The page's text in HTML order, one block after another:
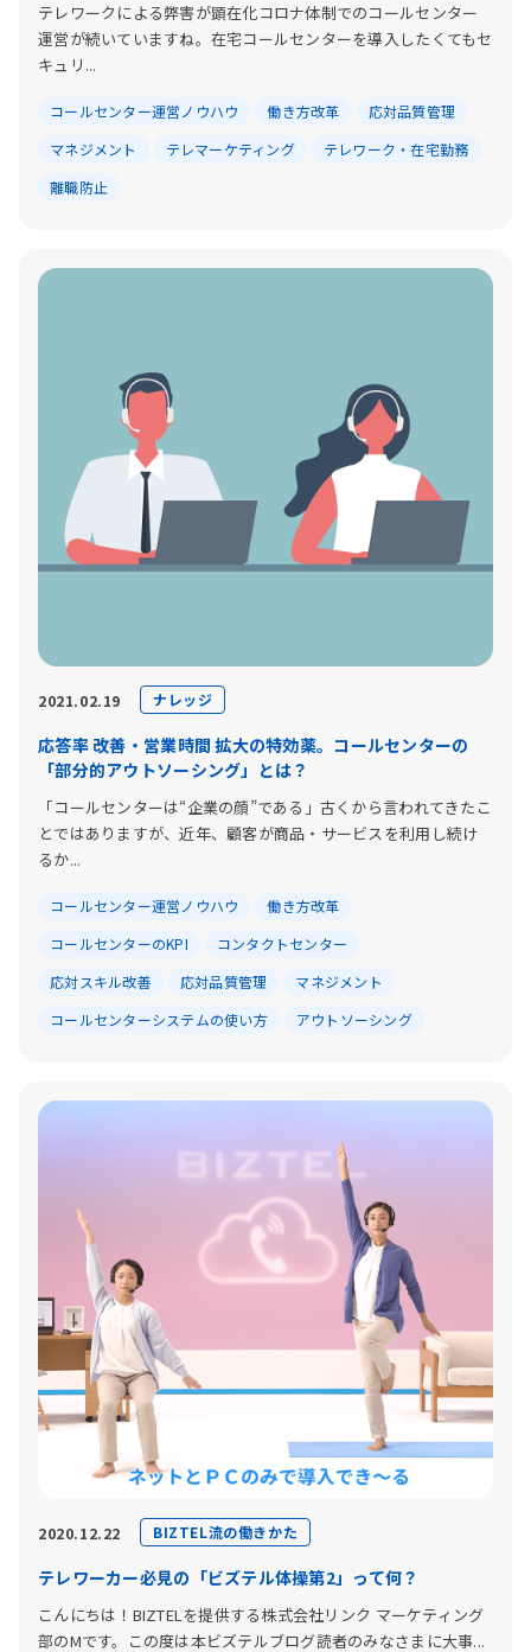
テレワークによる弊害が顕在化コロナ体制でのコールセンター
運営が続いていますね。在宅コールセンターを導入したくてもセ
キュリ...
コールセンター運営ノウハウ 働き方改革
応対品質管理
マネジメント
テレマーケティング
テレワーク・在宅勤務
離職防止
2021.02.19 ナレッジ
応答率 改善・営業時間 拡大の特効薬。コールセンターの
「部分的アウトソーシング」とは？
「コールセンターは“企業の顔”である」古くから言われてきたこ
とではありますが、近年、顧客が商品・サービスを利用し続け
るか...
コールセンター運営ノウハウ
働き方改革
コールセンターのKPI
コンタクトセンター
応対スキル改善
応対品質管理
マネジメント
コールセンターシステムの使い方
アウトソーシング
2020.12.22 BIZTEL流の働きかた
テレワーカー必見の「ビズテル体操第2」って何？
こんにちは！BIZTELを提供する株式会社リンク マーケティング
部のMです。この度は本ビズテルブログ読者のみなさまに大事...